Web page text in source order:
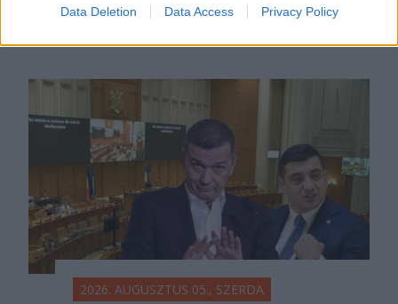
Data Deletion Data Access Privacy Policy
vezetőt a Bucsecs-hegységben
2026. AUGUSZTUS 05., SZERDA